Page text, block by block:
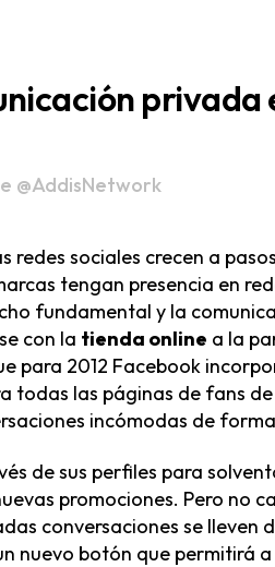
privada
@AddisNetwork
redes sociales crecen a
tengan presencia en
fundamental y la
con la tienda online a la
para 2012 Facebook
las páginas de fans
incómodas de
de sus perfiles para
promociones. Pero no
conversaciones se lleven
nuevo botón que permitirá